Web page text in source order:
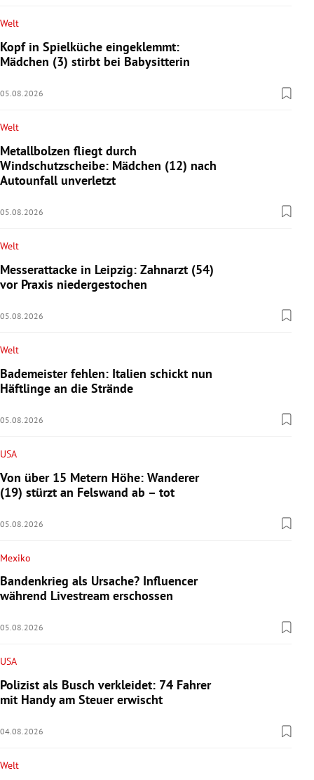
Welt
Kopf in Spielküche eingeklemmt:
Mädchen (3) stirbt bei Babysitterin
05.08.2026
Welt
Metallbolzen fliegt durch
Windschutzscheibe: Mädchen (12) nach
Autounfall unverletzt
05.08.2026
Welt
Messerattacke in Leipzig: Zahnarzt (54)
vor Praxis niedergestochen
05.08.2026
Welt
Bademeister fehlen: Italien schickt nun
Häftlinge an die Strände
05.08.2026
USA
Von über 15 Metern Höhe: Wanderer
(19) stürzt an Felswand ab – tot
05.08.2026
Mexiko
Bandenkrieg als Ursache? Influencer
während Livestream erschossen
05.08.2026
USA
Polizist als Busch verkleidet: 74 Fahrer
mit Handy am Steuer erwischt
04.08.2026
Welt